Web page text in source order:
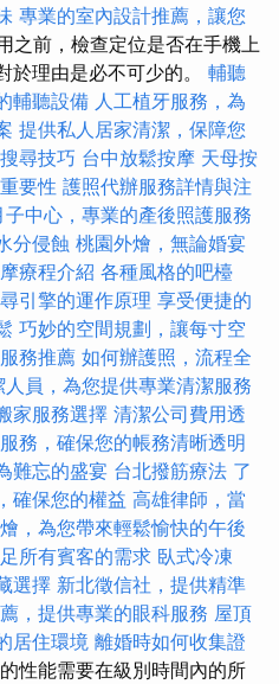
專業的室內設計推薦，讓您
之前，檢查定位是否在手機上
於理由是必不可少的。 輔聽
輔聽設備 人工植牙服務，為
提供私人居家清潔，保障您
尋技巧 台中放鬆按摩 天母按
要性 護照代辦服務詳情與注
子中心，專業的產後照護服務
分侵蝕 桃園外燴，無論婚宴
療程介紹 各種風格的吧檯
引擎的運作原理 享受便捷的
巧妙的空間規劃，讓每寸空
務推薦 如何辦護照，流程全
人員，為您提供專業清潔服務
家服務選擇 清潔公司費用透
務，確保您的帳務清晰透明
難忘的盛宴 台北撥筋療法 了
確保您的權益 高雄律師，當
，為您帶來輕鬆愉快的午後
所有賓客的需求 臥式冷凍
選擇 新北徵信社，提供精準
，提供專業的眼科服務 屋頂
居住環境 離婚時如何收集證
性能需要在級別時間內的所